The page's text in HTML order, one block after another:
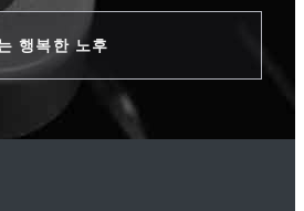
행복한 노후